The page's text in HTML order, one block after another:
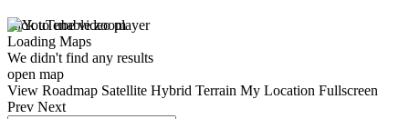
click to enable zoom
Loading Maps
We didn't find any results
open map
View Roadmap Satellite Hybrid Terrain My Location Fullscreen
Prev Next